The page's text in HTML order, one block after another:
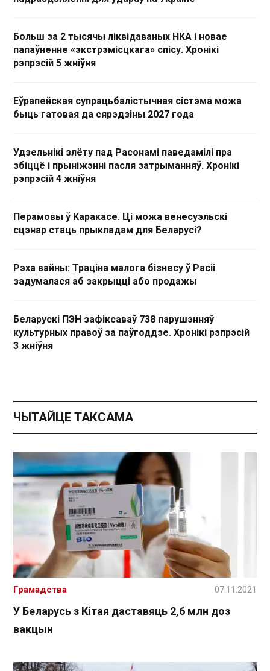
Больш за 2 тысячы ліквідаваных НКА і новае
папаўненне «экстрэмісцкага» спісу. Хронікі
рэпрэсій 5 жніўня
Еўрапейская супрацьбалістычная сістэма можа
быць гатовая да сярэдзіны 2027 года
Удзельнікі злёту пад Расонамі паведамілі пра
збіццё і прыніжэнні пасля затрыманняў. Хронікі
рэпрэсій 4 жніўня
Перамовы ў Каракасе. Ці можа венесуэльскі
сцэнар стаць прыкладам для Беларусі?
Рэха вайны: Траціна малога бізнесу ў Расіі
задумалася аб закрыцці або продажы
Беларускі ПЭН зафіксаваў 738 парушэнняў
культурных правоў за паўгоддзе. Хронікі рэпрэсій
3 жніўня
ЧЫТАЙЦЕ ТАКСАМА
У Беларусь з Кітая даставяць 2,6 млн доз
вакцын
Грамадства 07.11.2021